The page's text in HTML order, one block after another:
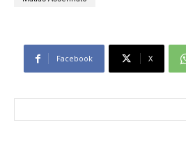
r
d
Facebook X